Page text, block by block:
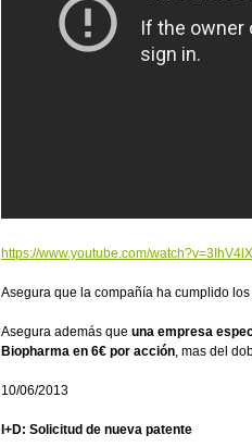
https://www.youtube.com/
Asegura que la compañía ha cumplido
Asegura además que una empresa
Biopharma en 6€ por acción, mas del
10/06/2013
I+D: Solicitud de nueva patente